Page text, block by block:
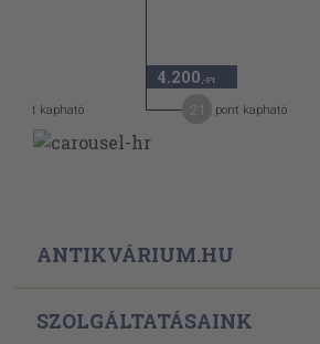
pont kapható
4.200 ,-Ft
pont kapható
ANTIKVÁRIUM.HU
SZOLGÁLTATÁSAINK